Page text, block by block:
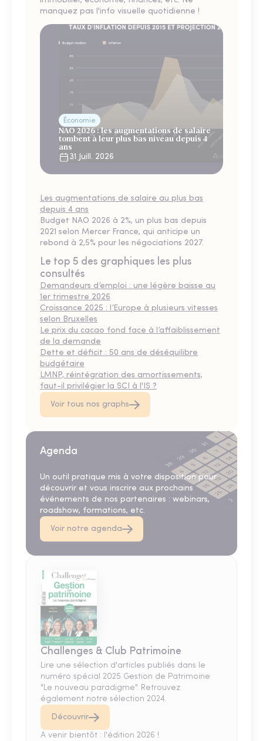
manquez pas l'info visuelle quotidienne !
Économie
NAO 2026 : les augmentations de salaire
tombent à leur plus bas niveau depuis 4
ans
31 Juill. 2026
Les augmentations de salaire au plus bas
depuis 4 ans
Budget NAO 2026 à 2%, un plus bas depuis
2021 selon Mercer France, qui anticipe un
rebond à 2,5% pour les négociations 2027.
Le top 5 des graphiques les plus
consultés
Demandeurs d’emploi : une légère baisse au
1er trimestre 2026
Croissance 2025 : l’Europe à plusieurs vitesses
selon Bruxelles
Le prix du cacao fond face à l’affaiblissement
de la demande
Dette et déficit : 50 ans de déséquilibre
budgétaire
LMNP, réintégration des amortissements,
faut-il privilégier la SCI à l'IS ?
Voir tous nos graphs
Agenda
Un outil pratique mis à votre disposition pour
découvrir et vous inscrire aux prochains
événements de nos partenaires : webinars,
roadshow, formations, etc.
Voir notre agenda
Challenges & Club Patrimoine
Lire une sélection d'articles publiés dans le
numéro spécial 2025 Gestion de Patrimoine
"Le nouveau paradigme". Retrouvez
également notre sélection 2024.
Découvrir
A venir bientôt : l'édition 2026 !